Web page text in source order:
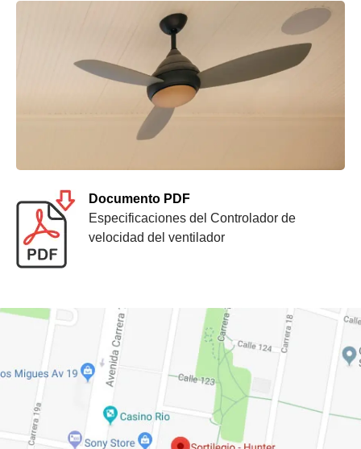
Documento PDF
Especificaciones del Controlador de
velocidad del ventilador